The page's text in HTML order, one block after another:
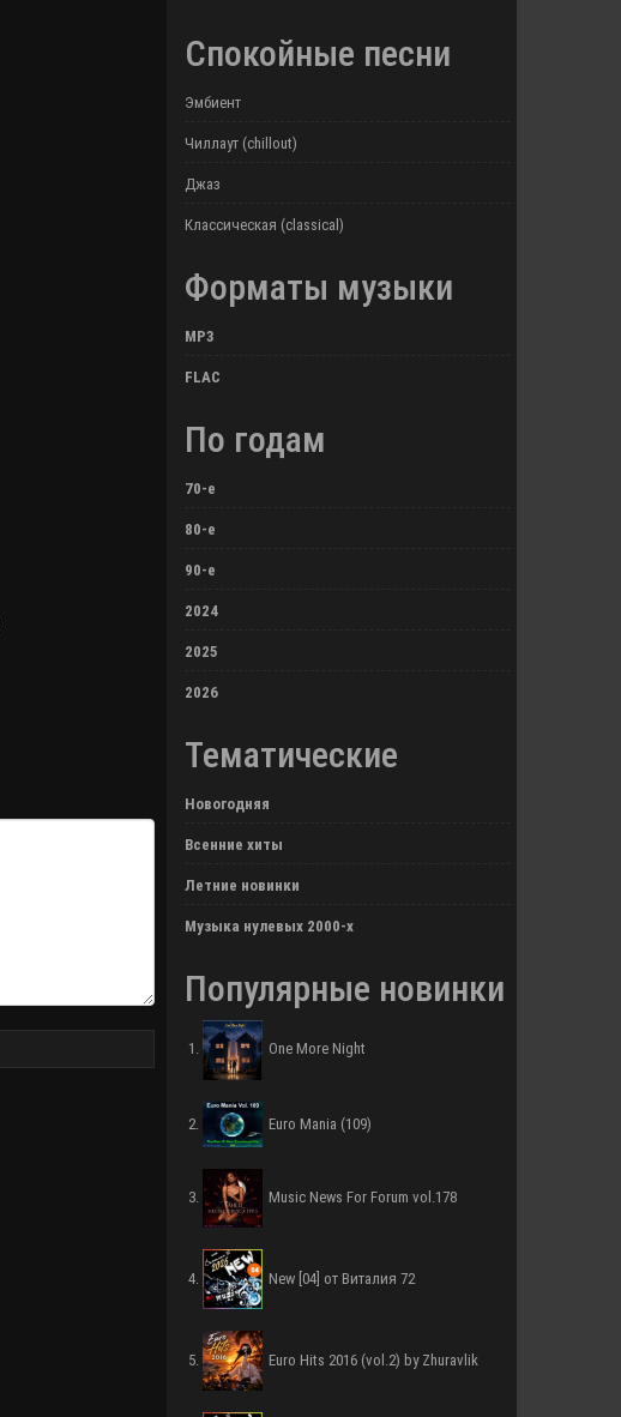
Спокойные песни
Эмбиент
Чиллаут (chillout)
Джаз
Классическая (classical)
Форматы музыки
MP3
FLAC
По годам
70-е
80-е
90-е
2024
2025
2026
Тематические
Новогодняя
Всенние хиты
Летние новинки
Музыка нулевых 2000-х
Популярные новинки
One More Night
Euro Mania (109)
Music News For Forum vol.178
New [04] от Виталия 72
Euro Hits 2016 (vol.2) by Zhuravlik